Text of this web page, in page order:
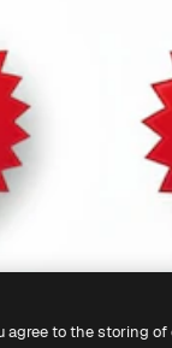
agree to the storing